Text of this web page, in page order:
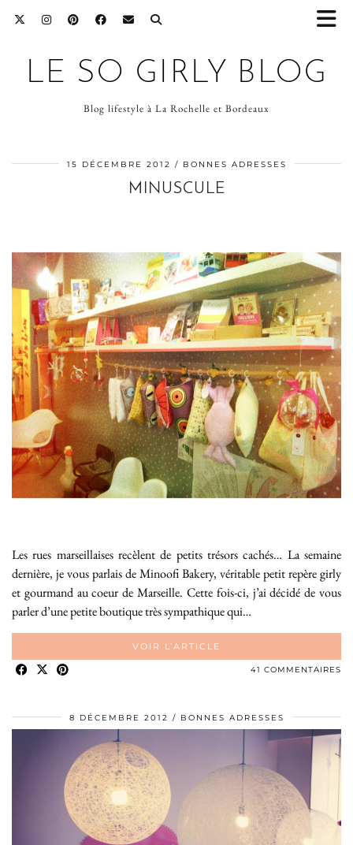
LE SO GIRLY BLOG
Blog lifestyle à La Rochelle et Bordeaux
15 DÉCEMBRE 2012 BONNES ADRESSES
MINUSCULE
Les rues marseillaises recèlent de petits trésors cachés… La semaine
dernière, je vous parlais de Minoofi Bakery, véritable petit repère girly
et gourmand au coeur de Marseille. Cette fois-ci, j’ai décidé de vous
parler d’une petite boutique très sympathique qui…
VOIR L’ARTICLE
41 COMMENTAIRES
8 DÉCEMBRE 2012 BONNES ADRESSES